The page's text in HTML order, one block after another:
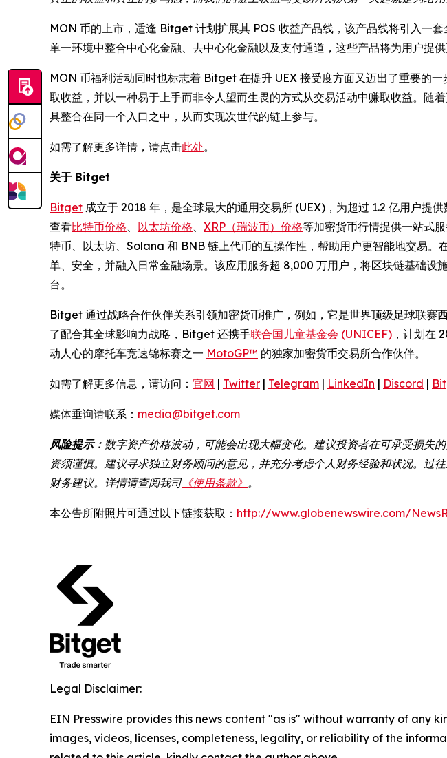
MON 币的上市，适逢 Bitget 计划扩展其 POS 收益产品线，该产品线将引入一
单一环境中整合中心化金融、去中心化金融以及支付通道，这些产品将为用户提
MON 币福利活动同时也标志着 Bitget 在提升 UEX 接受度方面又迈出了重要的
取收益，并以一种易于上手而非令人望而生畏的方式从交易活动中赚取收益。
具整合在同一个入口之中，从而实现次世代的链上参与。
如需了解更多详情，请点击此处。
关于 Bitget
Bitget 成立于 2018 年，是全球最大的通用交易所 (UEX)，为超过 1.2 亿用户提
查看比特币价格 以太坊价格 XRP（瑞波币）价格等加密货币行情提供一站式
特币、以太坊、Solana 和 BNB 链上代币的互操作性，帮助用户更智能地交易。
单、安全，并融入日常金融场景。该应用服务超 8,000 万用户，将区块链基础
台。
Bitget 通过战略合作伙伴关系引领加密货币推广，例如，它是世界顶级足球联赛
了配合其全球影响力战略，Bitget 还携手联合国儿童基金会 (UNICEF) ，计划在
动人心的摩托车竞速锦标赛之一 MotoGP™ 的独家加密货币交易所合作伙伴。
如需了解更多信息，请访问： 官网 | Twitter | Telegram | LinkedIn | Discord |
媒体垂询请联系： media@bitget.com
风险提示： 数字资产价格波动，可能会出现大幅变化。建议投资者在可承受损失
资须谨慎。建议寻求独立财务顾问的意见，并充分考虑个人财务经验和状况。
财务建议。详情请查阅我司《使用条款》 。
本公告所附照片可通过以下链接获取： http://www.globenewswire.com/
Legal Disclaimer:
EIN Presswire provides this news content "as is" without warranty of any
images, videos, licenses, completeness, legality, or reliability of the